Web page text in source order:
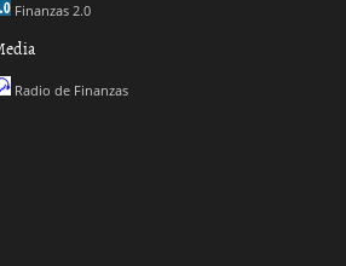
Finanzas 2.0
Radio de Finanzas